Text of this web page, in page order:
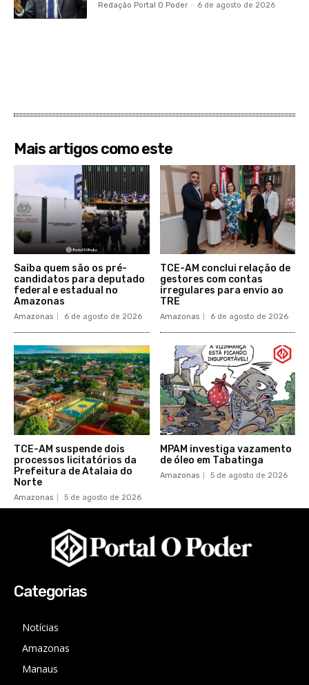
Redação Portal O Poder - 6 de agosto de 2026
Mais artigos como este
Saiba quem são os pré-
candidatos para deputado
federal e estadual no
Amazonas
Amazonas 6 de agosto de 2026
TCE-AM conclui relação de
gestores com contas
irregulares para envio ao
TRE
Amazonas 6 de agosto de 2026
TCE-AM suspende dois
processos licitatórios da
Prefeitura de Atalaia do
Norte
Amazonas 5 de agosto de 2026
MPAM investiga vazamento
de óleo em Tabatinga
Amazonas 5 de agosto de 2026
Categorias
Notícias
Amazonas
Manaus